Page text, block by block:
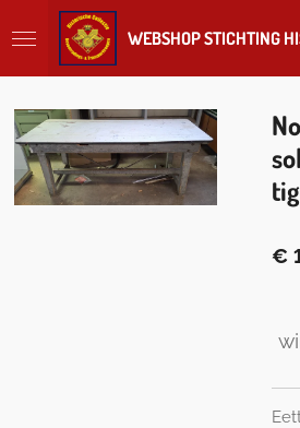
direct
hoofdinhoud
€